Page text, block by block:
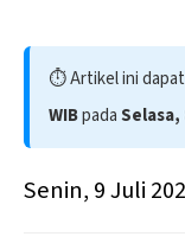
⏱️ Artikel ini dapat
WIBpadaSelasa,
Senin, 9 Juli